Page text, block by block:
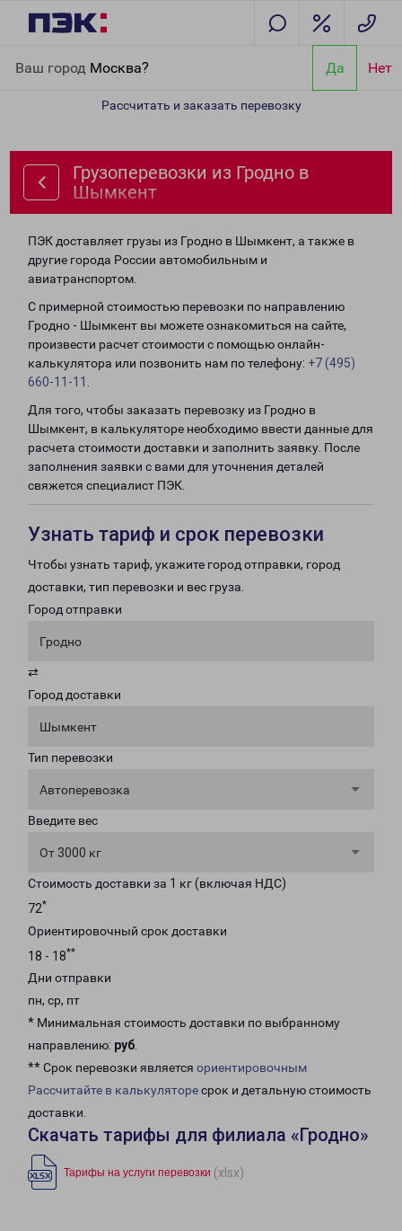
Ваш город Москва? Да Нет
Рассчитать и заказать перевозку
Грузоперевозки из Гродно в
Шымкент
ПЭК доставляет грузы из Гродно в Шымкент, а также в
другие города России автомобильным и
авиатранспортом.
С примерной стоимостью перевозки по направлению
Гродно - Шымкент вы можете ознакомиться на сайте,
произвести расчет стоимости с помощью онлайн-
калькулятора или позвонить нам по телефону: +7 (495)
660-11-11
Для того, чтобы заказать перевозку из Гродно в
Шымкент, в калькуляторе необходимо ввести данные для
расчета стоимости доставки и заполнить заявку. После
заполнения заявки с вами для уточнения деталей
свяжется специалист ПЭК.
Узнать тариф и срок перевозки
Чтобы узнать тариф, укажите город отправки, город
доставки, тип перевозки и вес груза.
Город отправки
Гродно
⇄
Город доставки
Шымкент
Тип перевозки
Автоперевозка
Введите вес
От 3000 кг
Стоимость доставки за 1 кг (включая НДС)
72*
Ориентировочный срок доставки
18 - 18**
Дни отправки
пн, ср, пт
* Минимальная стоимость доставки по выбранному
направлению: руб.
** Срок перевозки является ориентировочным
Рассчитайте в калькуляторесрок и детальную стоимость
доставки.
Скачать тарифы для филиала «Гродно»
Тарифы на услуги перевозки (xlsx)